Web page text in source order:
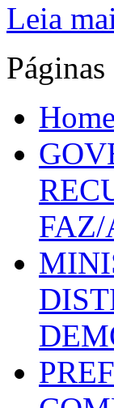
Leia
Páginas
Home
FAZ/